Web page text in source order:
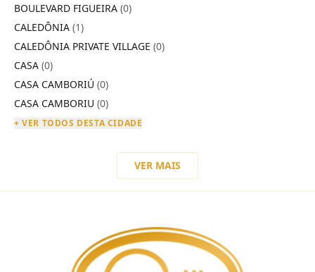
BOULEVARD FIGUEIRA (0)
CALEDÔNIA (1)
CALEDÔNIA PRIVATE VILLAGE (0)
CASA (0)
CASA CAMBORIÚ (0)
CASA CAMBORIU (0)
+ VER TODOS DESTA CIDADE
VER MAIS